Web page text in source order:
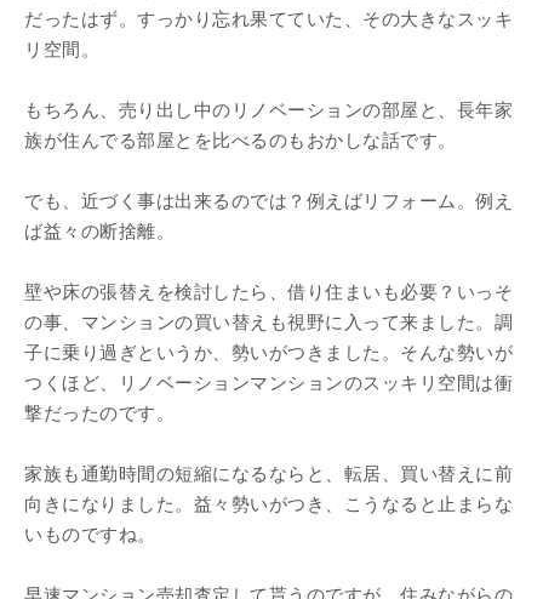
だったはず。すっかり忘れ果てていた、その大きなスッキ
リ空間。
もちろん、売り出し中のリノベーションの部屋と、長年家
族が住んでる部屋とを比べるのもおかしな話です。
でも、近づく事は出来るのでは？例えばリフォーム。例え
ば益々の断捨離。
壁や床の張替えを検討したら、借り住まいも必要？いっそ
の事、マンションの買い替えも視野に入って来ました。調
子に乗り過ぎというか、勢いがつきました。そんな勢いが
つくほど、リノベーションマンションのスッキリ空間は衝
撃だったのです。
家族も通勤時間の短縮になるならと、転居、買い替えに前
向きになりました。益々勢いがつき、こうなると止まらな
いものですね。